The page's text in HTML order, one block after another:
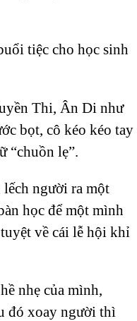
tiệc cho học sinh
Thi, Ân Di như
bọt, cô kéo kéo tay
“chuồn lẹ”.
người ra một
học để một mình
về cái lễ hội khỉ
nhẹ của mình,
đó xoay người thì